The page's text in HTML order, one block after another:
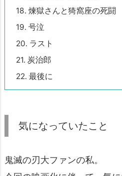
18. 煉獄さんと猗窩座の死闘
19. 号泣
20. ラスト
21. 炭治郎
22. 最後に
気になっていたこと
鬼滅の刃大ファンの私。